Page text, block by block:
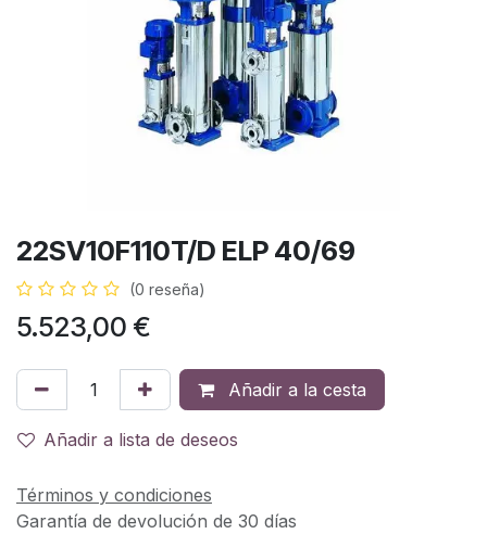
22SV10F110T/D ELP 40/69
(0 reseña)
5.523,00 €
Añadir a la cesta
Añadir a lista de deseos
Términos y condiciones
Garantía de devolución de 30 días